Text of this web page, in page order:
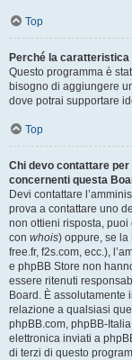
Top
Perché la caratteristica
Questo programma è
bisogno di aggiungere
dove potrai supportare
Top
Chi devo contattare per
concernenti questa
Devi contattare
prova a contattare uno
non ottieni risposta,
con whois) oppure, se la
free.fr, f2s.com, ecc.),
e phpBB Store non
essere ritenuti
Board. È assolutamente
relazione a qualsiasi
phpBB.com, phpBB-
elettronica inviati a
di terzi di questo